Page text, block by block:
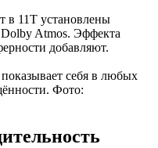
в 11T установлены
Atmos. Эффекта
добавляют.
себя в любых
Фото: